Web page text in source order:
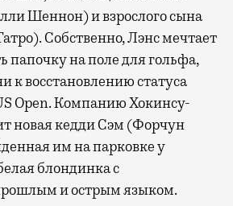
дела или спланировать
например
билеты и рестораны.
местом, где можно
поработать или просто
сквозь панорамные
и садятся
нет недостатка
Шеннон) и взрослого сына
Собственно, Лэнс мечтает
папочку на поле для гольфа,
к восстановлению статуса
Open. Компанию Хокинсу-
новая кедди Сэм (Форчун
им на парковке у
блондинка с
и острым языком.